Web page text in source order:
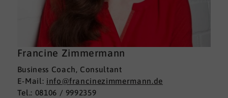
Francine Zimmermann
Business Coach, Consultant
E-Mail: info@francinezimmermann.de
Tel.: 08106 / 9992359